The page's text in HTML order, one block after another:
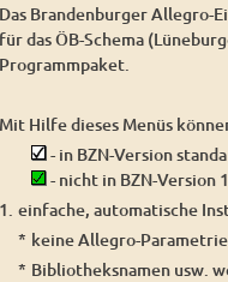
Das Brandenburger Allegro-
für das ÖB-Schema
Programmpaket.
Mit Hilfe dieses Menüs
- in BZN-Version
- nicht in BZN-
1. einfache, automatische
* keine Allegro-
* Bibliotheksnamen usw.